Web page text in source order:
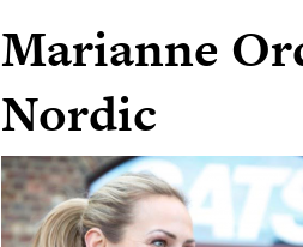
Marianne
Nordic